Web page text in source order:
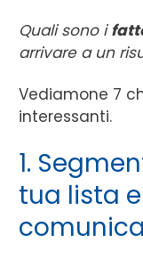
Quali sono i
arrivare a un
Vediamone 7
interessanti.
1.
tua lista